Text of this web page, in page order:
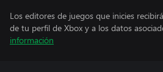
Los editores de juegos que inicies
de tu perfil de Xbox y a los datos
información